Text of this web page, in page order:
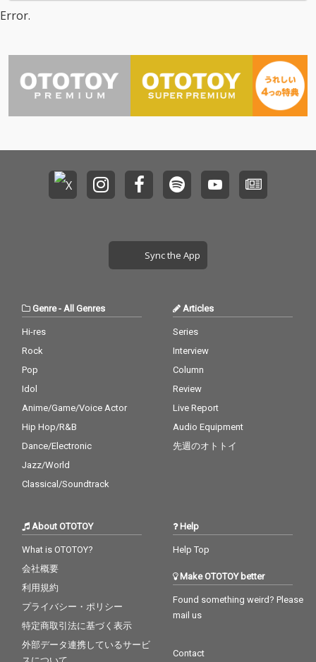
りょうの言葉と歌、そ
してそれを生み出した
心象風景をバンド全体
オルタナな1枚。
Error.
Sync the App
Genre- All Genres
Hi-res
Rock
Pop
Idol
Anime/Game/Voice Actor
Hip Hop/R&B
Dance/Electronic
Jazz/World
Classical/Soundtrack
Articles
Series
Interview
Column
Review
Live Report
Audio Equipment
先週のオトトイ
About OTOTOY
What is OTOTOY?
会社概要
利用規約
プライバシー・ポリシー
特定商取引法に基づく表示
外部データ連携しているサービ
Help
Help Top
Make OTOTOY better
Found something weird? Please
mail us
Contact